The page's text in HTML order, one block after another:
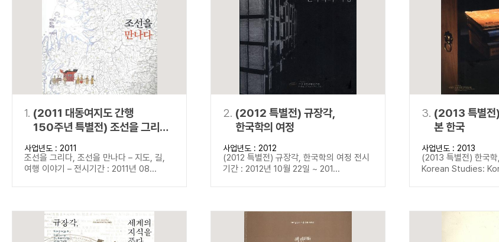
연산자 설명
AND 정조 AND 정약용
“정조”와 “정약용”이 동시에 포함된 자료를 검
OR 정조 OR 정약용 “정조” 또는 “정약용”이 포함된 자료를 검색
NOT 정조 NOT 정약용
“정조”가 나온 후 “정약용”이 나오지 않는 자
동시에 여러 개의 연산자를 사용할 수 있습니다.
1. (2011 대동여지도 간행
150주년 특별전) 조선을 그리다,
조선을 만나다
사업년도 : 2011
조선을 그리다, 조선을 만나다 – 지도, 길,
여행 이야기 – 전시기간 : 2011년 08...
2. (2012 특별전) 규장각,
한국학의 여정
사업년도 : 2012
(2012 특별전) 규장각, 한국학의 여정 전시
기간 : 2012년 10월 22일 ~ 201...
3. (2013 특별전
본 한국
사업년도 : 2013
(2013 특별전) 한국
Korean Studies: